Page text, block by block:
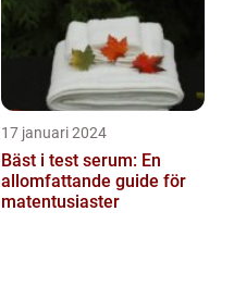
17 januari 2024
Bäst i test serum: En
allomfattande guide för
matentusiaster